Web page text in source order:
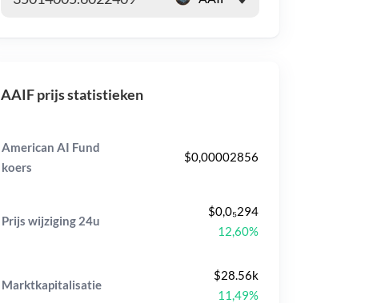
AAIF prijs statistieken
American AI Fund
koers
$0,00002856
Prijs wijziging 24u
$0,0₅294
12,60%
Marktkapitalisatie
$28.56k
11,49%